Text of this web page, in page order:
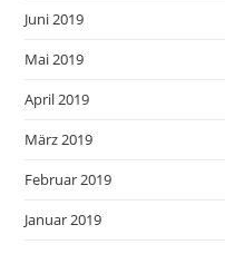
Juni 2019
Mai 2019
April 2019
März 2019
Februar 2019
Januar 2019